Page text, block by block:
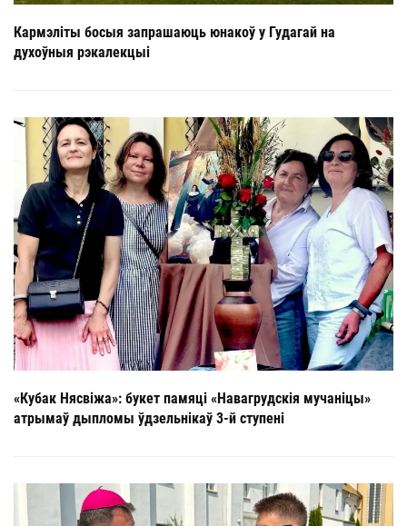
Кармэліты босыя запрашаюць юнакоў у Гудагай на
духоўныя рэкалекцыі
«Кубак Нясвіжа»: букет памяці «Навагрудскія мучаніцы»
атрымаў дыпломы ўдзельнікаў 3-й ступені